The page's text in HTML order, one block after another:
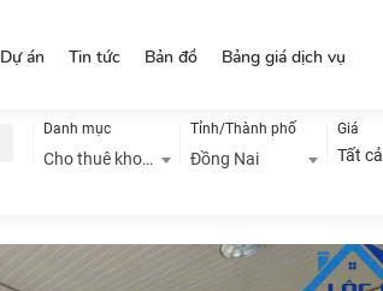
Dự án Tin tức Bản đồ Bảng giá dịch vụ
Danh mục
Cho thuê kho, nhà xưởng
Tỉnh/Thành phố
Đồng Nai
Giá
Tất cả